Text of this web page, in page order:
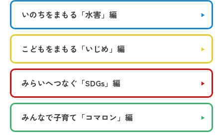
いのちをまもる 「水害」編
こどもをまもる 「いじめ」編
みらいへつなぐ 「SDGs」編
みんなで子育て 「コマロン」編